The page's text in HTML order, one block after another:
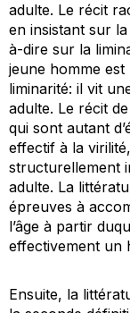
adulte. Le récit
en insistant sur la
à-dire sur la
jeune homme
liminarité: il vit
adulte. Le récit
qui sont autant
effectif à la
structurellement
adulte. La
épreuves à
l’âge à partir
effectivement un
Ensuite, la